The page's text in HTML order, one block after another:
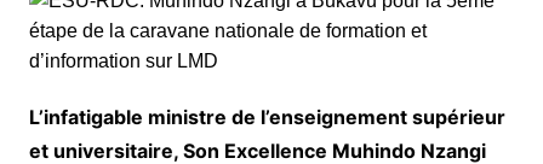
L’infatigable ministre de l’enseignement supérieur
et universitaire, Son Excellence Muhindo Nzangi